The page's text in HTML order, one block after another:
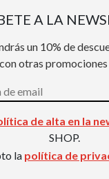
A LA
un 10% de
con otras promociones
de alta en la
SHOP.
la política de